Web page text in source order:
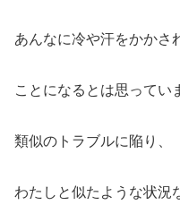
あんなに冷や汗をかかさ
ことになるとは思ってい
類似のトラブルに陥り、
わたしと似たような状況